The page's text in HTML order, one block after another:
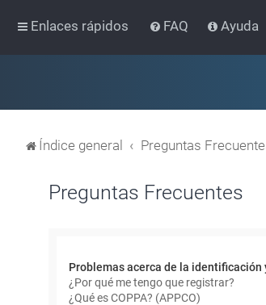
Enlaces rápidos FAQ Ayuda
Índice general Preguntas
Preguntas Frecuentes
Problemas acerca de la identificación
¿Por qué me tengo que registrar?
¿Qué es COPPA? (APPCO)